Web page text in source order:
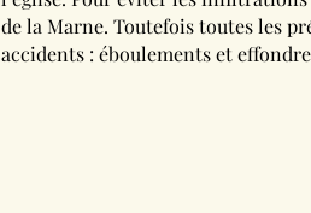
de la Marne. Toutefois toutes les
accidents : éboulements et